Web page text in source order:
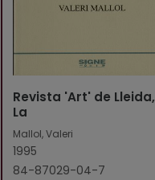
Revista 'Art' de Lleida,
La
Mallol, Valeri
1995
84-87029-04-7